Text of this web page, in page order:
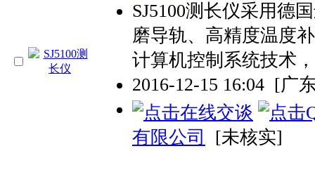
SJ5100测长仪采用德
磨导轨、高精度温度
计算机控制系统技术，
2016-12-15 16:04 [广
有限公司 [未核实]